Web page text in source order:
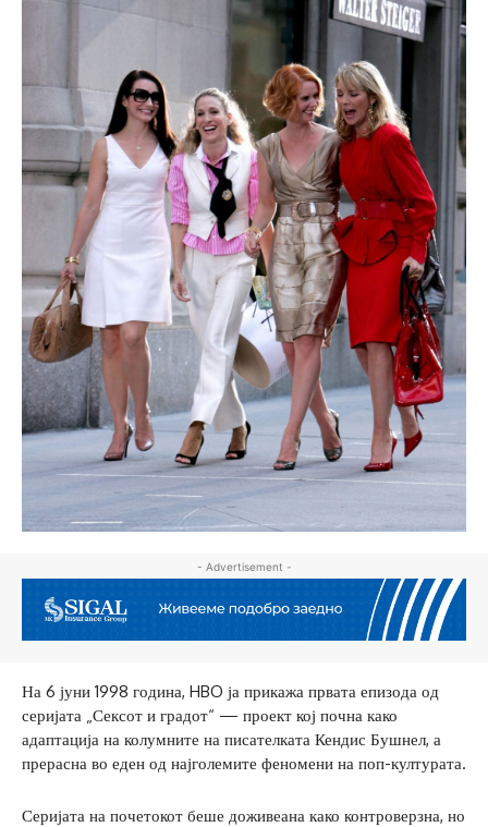
- Advertisement -
На 6 јуни 1998 година, HBO ја прикажа првата епизода од
серијата „Сексот и градот“ — проект кој почна како
адаптација на колумните на писателката Кендис Бушнел, а
прерасна во еден од најголемите феномени на поп-културата.
Серијата на почетокот беше доживеана како контроверзна, но